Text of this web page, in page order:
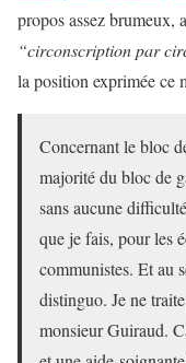
propos assez brumeux,
“circonscription par
la position exprimée ce
Concernant le bloc
majorité du bloc de
sans aucune
que je fais, pour les
communistes. Et au
distinguo. Je ne
monsieur Guiraud.